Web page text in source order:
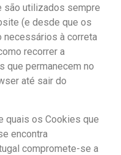
são utilizados sempre
(e desde que os
à correta
recorrer a
que permanecem no
até sair do
quais os Cookies que
encontra
compromete-se a